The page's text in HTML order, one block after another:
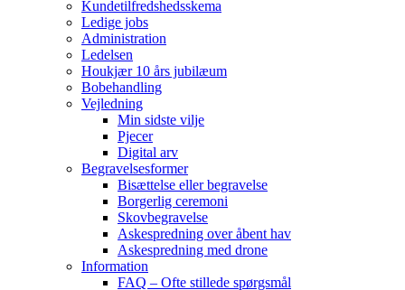
Kundetilfredshedsskema
Ledige jobs
Administration
Ledelsen
Houkjær 10 års jubilæum
Bobehandling
Vejledning
Min sidste vilje
Pjecer
Digital arv
Begravelsesformer
Bisættelse eller begravelse
Borgerlig ceremoni
Skovbegravelse
Askespredning over åbent hav
Askespredning med drone
Information
FAQ – Ofte stillede spørgsmål